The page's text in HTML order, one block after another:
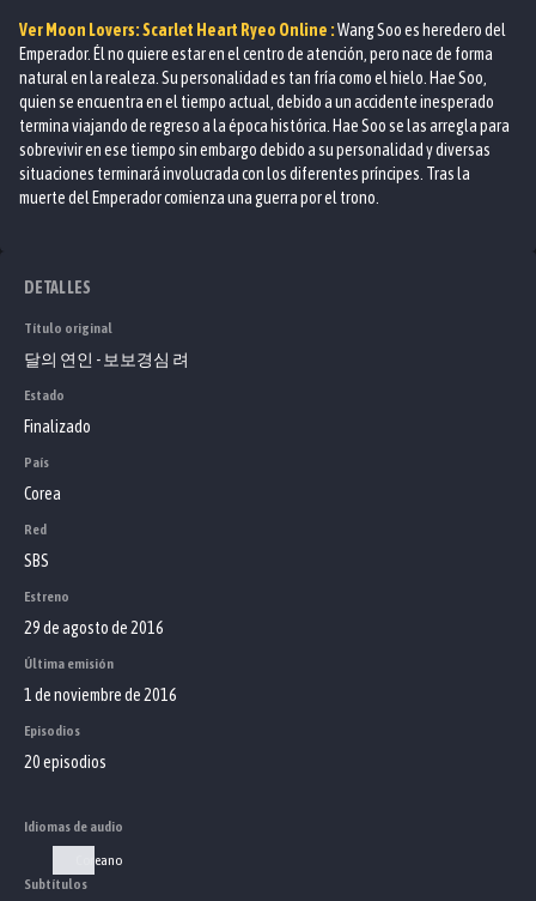
Ver Moon Lovers: Scarlet Heart Ryeo Online :Wang Soo es heredero del
Emperador. Él no quiere estar en el centro de atención, pero nace de forma
natural en la realeza. Su personalidad es tan fría como el hielo. Hae Soo,
quien se encuentra en el tiempo actual, debido a un accidente inesperado
termina viajando de regreso a la época histórica. Hae Soo se las arregla para
sobrevivir en ese tiempo sin embargo debido a su personalidad y diversas
situaciones terminará involucrada con los diferentes príncipes. Tras la
muerte del Emperador comienza una guerra por el trono.
DETALLES
Título original
달의 연인 - 보보경심 려
Estado
Finalizado
País
Corea
Red
SBS
Estreno
29 de agosto de 2016
Última emisión
1 de noviembre de 2016
Episodios
20 episodios
Idiomas de audio
Coreano
Subtítulos